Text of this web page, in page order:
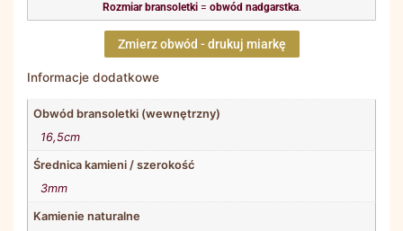
Rozmiar bransoletki= obwód nadgarstka.
Zmierz obwód - drukuj miarkę
Informacje dodatkowe
Obwód bransoletki (wewnętrzny)
16,5cm
Średnica kamieni / szerokość
3mm
Kamienie naturalne